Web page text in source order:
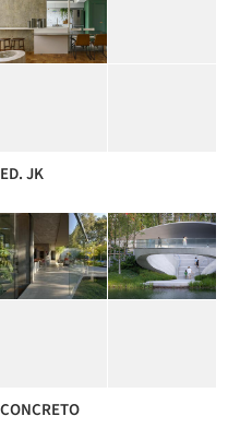
ED. JK
CONCRETO